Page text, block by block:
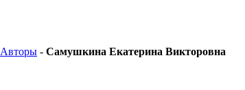
Авторы - Самушкина Екатерина Викторовна